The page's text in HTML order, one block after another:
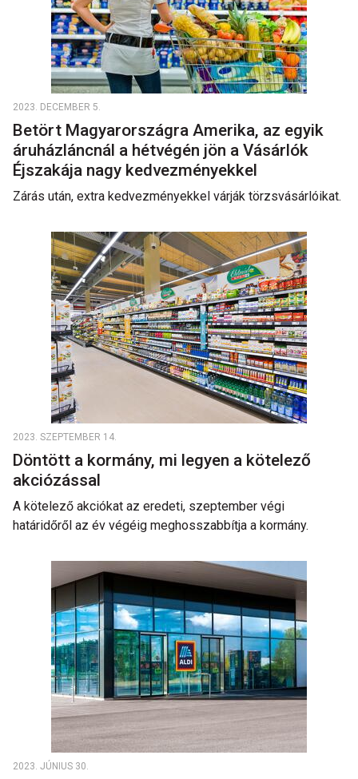
2023. DECEMBER 5.
Betört Magyarországra Amerika, az egyik
áruházláncnál a hétvégén jön a Vásárlók
Éjszakája nagy kedvezményekkel
Zárás után, extra kedvezményekkel várják törzsvásárlóikat.
2023. SZEPTEMBER 14.
Döntött a kormány, mi legyen a kötelező
akciózással
A kötelező akciókat az eredeti, szeptember végi
határidőről az év végéig meghosszabbítja a kormány.
2023. JÚNIUS 30.